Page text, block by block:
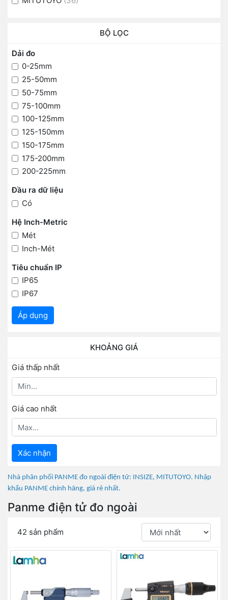
BỘ LỌC
Dải đo
0-25mm
25-50mm
50-75mm
75-100mm
100-125mm
125-150mm
150-175mm
175-200mm
200-225mm
Đầu ra dữ liệu
Có
Hệ Inch-Metric
Mét
Inch-Mét
Tiêu chuẩn IP
IP65
IP67
Áp dụng
KHOẢNG GIÁ
Giá thấp nhất
Giá cao nhất
Xác nhận
Nhà phân phối PANME đo ngoài điện tử: INSIZE, MITUTOYO. Nhập
khẩu PANME chính hãng, giá rẻ nhất.
Panme điện tử đo ngoài
42 sản phẩm